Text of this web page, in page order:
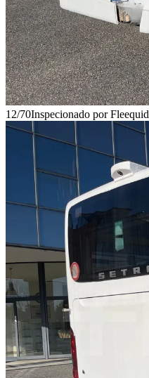
12/70Inspecionado por Fleequid